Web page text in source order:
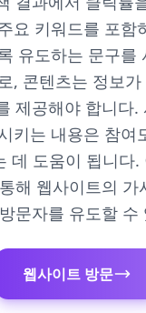
요 키워드를 포함
유도하는 문구를
, 콘텐츠는 정보
제공해야 합니다.
키는 내용은 참여
데 도움이 됩니다.
해 웹사이트의 가
문자를 유도할 수
웹사이트 방문